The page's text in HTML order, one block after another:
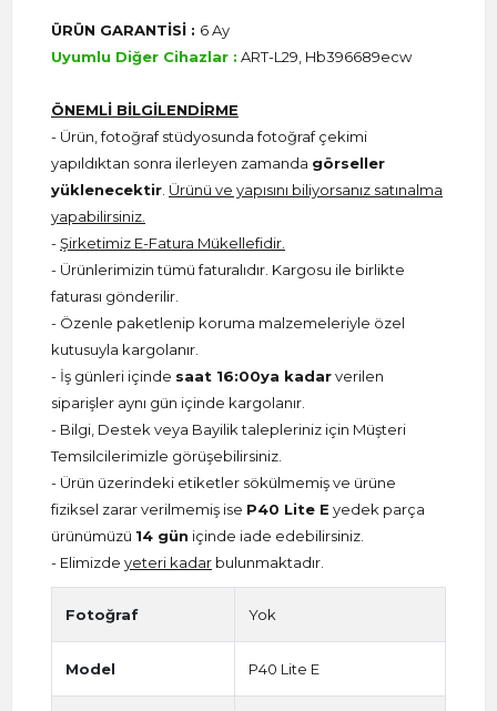
ÜRÜN GARANTİSİ : 6 Ay
Uyumlu Diğer Cihazlar : ART-L29, Hb396689ecw
ÖNEMLİ BİLGİLENDİRME
- Ürün, fotoğraf stüdyosunda fotoğraf çekimi
yapıldıktan sonra ilerleyen zamanda görseller
yüklenecektir Ürünü ve yapısını biliyorsanız satınalma
yapabilirsiniz.
-Şirketimiz E-Fatura Mükellefidir.
- Ürünlerimizin tümü faturalıdır. Kargosu ile birlikte
faturası gönderilir.
- Özenle paketlenip koruma malzemeleriyle özel
kutusuyla kargolanır.
- İş günleri içinde saat 16:00ya kadarverilen
siparişler aynı gün içinde kargolanır.
- Bilgi, Destek veya Bayilik talepleriniz için Müşteri
Temsilcilerimizle görüşebilirsiniz.
- Ürün üzerindeki etiketler sökülmemiş ve ürüne
fiziksel zarar verilmemiş ise P40 Lite E yedek parça
ürünümüzü 14 gün içinde iade edebilirsiniz.
- Elimizde yeteri kadar bulunmaktadır.
Fotoğraf Yok
Model P40 Lite E